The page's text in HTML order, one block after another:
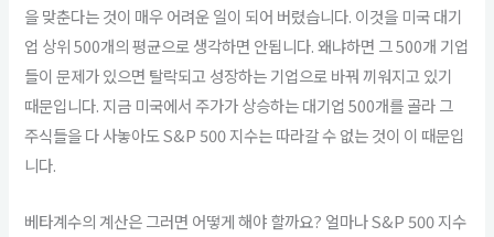
을 맞춘다는 것이 매우 어려운 일이 되어 버렸습니다. 이것을 미국 대기
업 상위 500개의 평균으로 생각하면 안됩니다. 왜냐하면 그 500개 기업
들이 문제가 있으면 탈락되고 성장하는 기업으로 바꿔 끼워지고 있기
때문입니다. 지금 미국에서 주가가 상승하는 대기업 500개를 골라 그
주식들을 다 사놓아도 S&P 500 지수는 따라갈 수 없는 것이 이 때문입
니다.
베타계수의 계산은 그러면 어떻게 해야 할까요? 얼마나 S&P 500 지수